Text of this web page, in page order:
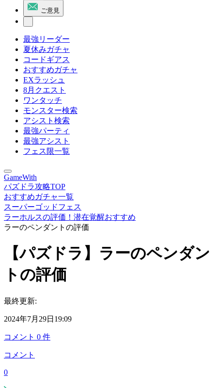
ご意見
最強リーダー
夏休みガチャ
コードギアス
おすすめガチャ
EXラッシュ
8月クエスト
ワンタッチ
モンスター検索
アシスト検索
最強パーティ
最強アシスト
フェス限一覧
GameWith
パズドラ攻略TOP
おすすめガチャ一覧
スーパーゴッドフェス
ラーホルスの評価！潜在覚醒おすすめ
ラーのペンダントの評価
【パズドラ】ラーのペンダン
トの評価
最終更新:
2024年7月29日19:09
コメント 0 件
コメント
0